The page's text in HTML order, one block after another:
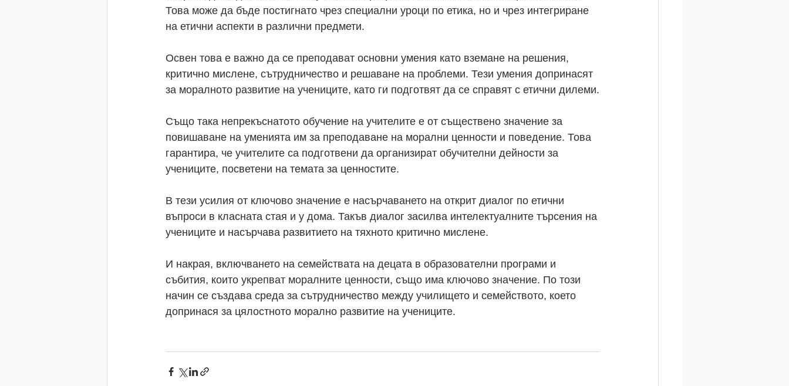
Това може да бъде постигнато чрез специални уроци по етика, но и чрез интегриране
на етични аспекти в различни предмети.
Освен това е важно да се преподават основни умения като вземане на решения,
критично мислене, сътрудничество и решаване на проблеми. Тези умения допринасят
за моралното развитие на учениците, като ги подготвят да се справят с етични дилеми.
Също така непрекъснатото обучение на учителите е от съществено значение за
повишаване на уменията им за преподаване на морални ценности и поведение. Това
гарантира, че учителите са подготвени да организират обучителни дейности за
учениците, посветени на темата за ценностите.
В тези усилия от ключово значение е насърчаването на открит диалог по етични
въпроси в класната стая и у дома. Такъв диалог засилва интелектуалните търсения на
учениците и насърчава развитието на тяхното критично мислене.
И накрая, включването на семействата на децата в образователни програми и
събития, които укрепват моралните ценности, също има ключово значение. По този
начин се създава среда за сътрудничество между училището и семейството, което
допринася за цялостното морално развитие на учениците.